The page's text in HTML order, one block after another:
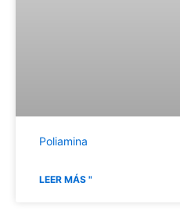
Poliamina
LEER MÁS "